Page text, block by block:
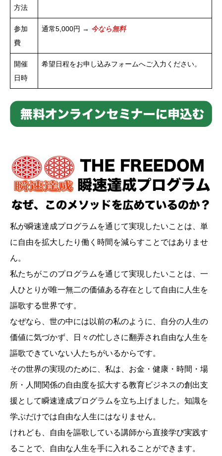
方法
参加
費
通常5,000円 → 今なら無料
開催
日時
希望日程をお申し込みフォームへご入力ください。
私が瞬速達成プログラムを通じて実現したいことは、単
に自由を拡大したり働く時間を減らすことではありませ
ん。
私たちがこのプログラムを通じて実現したいことは、一
人ひとりが唯一無二の価値ある存在として自由に人生を
謳歌する世界です。
なぜなら、世の中には以前の私のように、自分の人生の
価値に気づかず、日々の忙しさに翻弄され自由な人生を
謳歌できていない人たちがいるからです。
その世界の実現のために、私は、お金・健康・時間・場
所・人間関係の自由度を拡大する教育ビジネスの創出支
援として瞬速達成プログラムを立ち上げました。知識を
学ぶだけでは自由な人生にはなりません。
けれども、自由を謳歌している講師から直接学び実践す
ることで、自由な人生を手に入れることができます。